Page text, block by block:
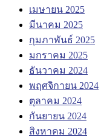
เมษายน 2025
มีนาคม 2025
กุมภาพันธ์ 2025
มกราคม 2025
ธันวาคม 2024
พฤศจิกายน 2024
ตุลาคม 2024
กันยายน 2024
สิงหาคม 2024